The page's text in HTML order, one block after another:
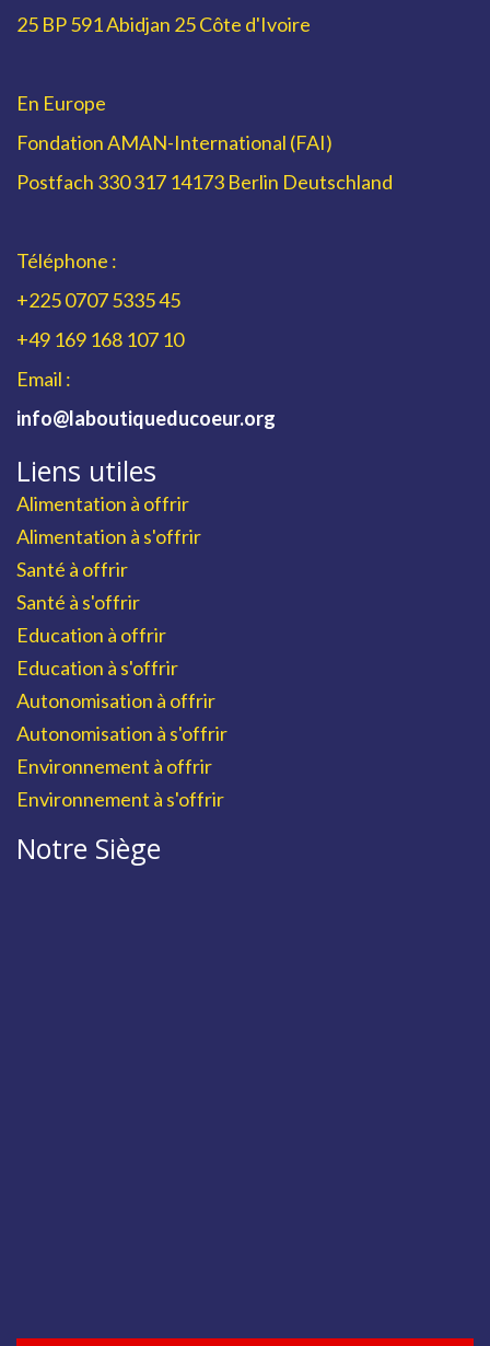
25 BP 591 Abidjan 25 Côte d'Ivoire
En Europe
Fondation AMAN-International (FAI)
Postfach 330 317 14173 Berlin Deutschland
Téléphone :
+225 0707 5335 45
+49 169 168 107 10
Email :
info@laboutiqueducoeur.org
Liens utiles
Alimentation à offrir
Alimentation à s'offrir
Santé à offrir
Santé à s'offrir
Education à offrir
Education à s'offrir
Autonomisation à offrir
Autonomisation à s'offrir
Environnement à offrir
Environnement à s'offrir
Notre Siège